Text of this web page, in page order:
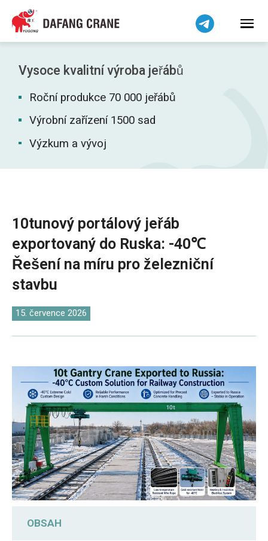
Vysoce kvalitní výroba jeřábů
Roční produkce 70 000 jeřábů
Výrobní zařízení 1500 sad
Výzkum a vývoj
10tunový portálový jeřáb
exportovaný do Ruska: -40℃
Řešení na míru pro železniční
stavbu
15. července 2026
OBSAH
हिन्दी
Bahasa Indonesia
Bahasa Melayu
Tiếng Việt
简体中文
বাংলা
فارسی
Pilipino
Kiswahili
Norsk
O‘zbekcha